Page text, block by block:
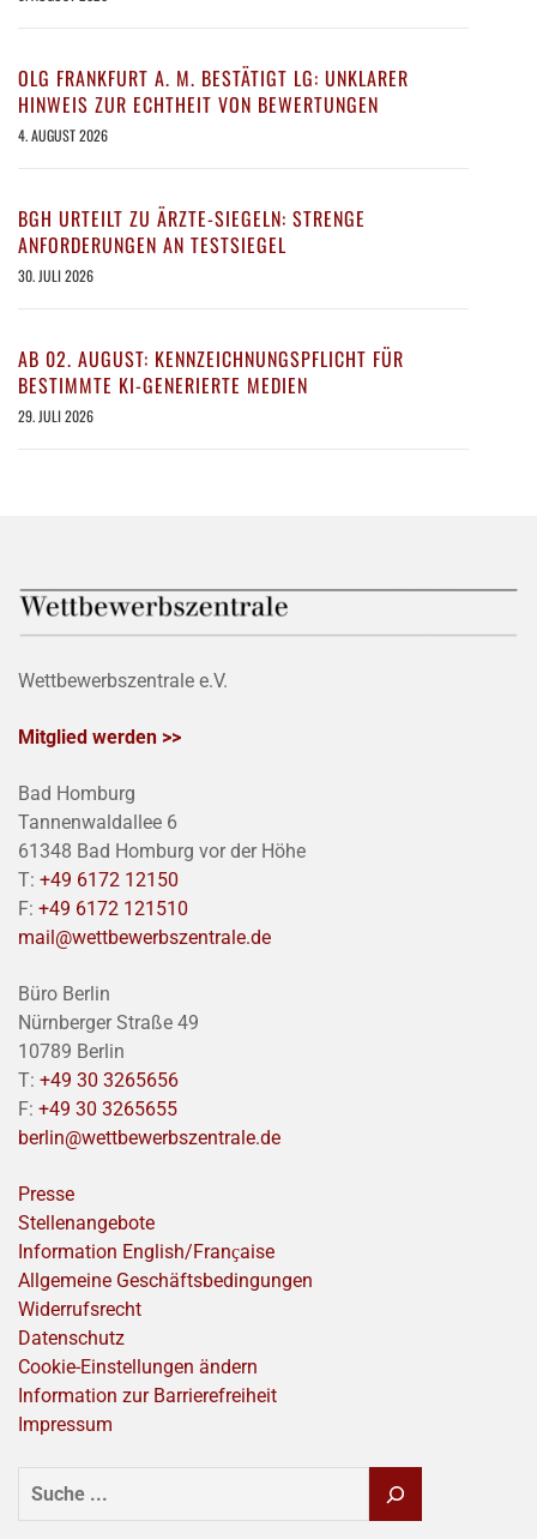
OLG FRANKFURT A. M. BESTÄTIGT LG: UNKLARER
HINWEIS ZUR ECHTHEIT VON BEWERTUNGEN
4. AUGUST 2026
BGH URTEILT ZU ÄRZTE-SIEGELN: STRENGE
ANFORDERUNGEN AN TESTSIEGEL
30. JULI 2026
AB 02. AUGUST: KENNZEICHNUNGSPFLICHT FÜR
BESTIMMTE KI-GENERIERTE MEDIEN
29. JULI 2026
Wettbewerbszentrale e.V.
Mitglied werden >>
Bad Homburg
Tannenwaldallee 6
61348 Bad Homburg vor der Höhe
T: +49 6172 12150
F: +49 6172 121510
mail@wettbewerbszentrale.de
Büro Berlin
Nürnberger Straße 49
10789 Berlin
T: +49 30 3265656
F: +49 30 3265655
berlin@wettbewerbszentrale.de
Presse
Stellenangebote
Information English/Franҫaise
Allgemeine Geschäftsbedingungen
Widerrufsrecht
Datenschutz
Cookie-Einstellungen ändern
Information zur Barrierefreiheit
Impressum
SUCHEN